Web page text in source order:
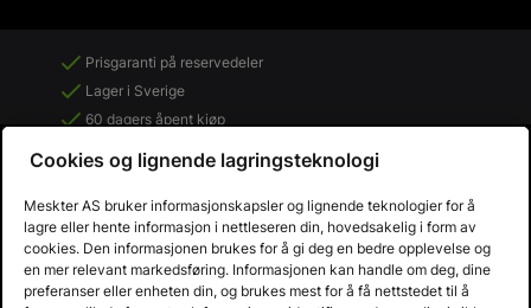
Prisgaranti på reservedeler
Lager i Sverige
60 dagers åpent kjøp
Gratis returer
Cookies og lignende lagringsteknologi
Meskter AS bruker informasjonskapsler og lignende teknologier for å
lagre eller hente informasjon i nettleseren din, hovedsakelig i form av
cookies. Den informasjonen brukes for å gi deg en bedre opplevelse og
en mer relevant markedsføring. Informasjonen kan handle om deg, dine
preferanser eller enheten din, og brukes mest for å få nettstedet til å